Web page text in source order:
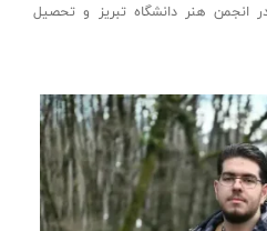
در انجمن هنر دانشگاه تبریز و تحصیل